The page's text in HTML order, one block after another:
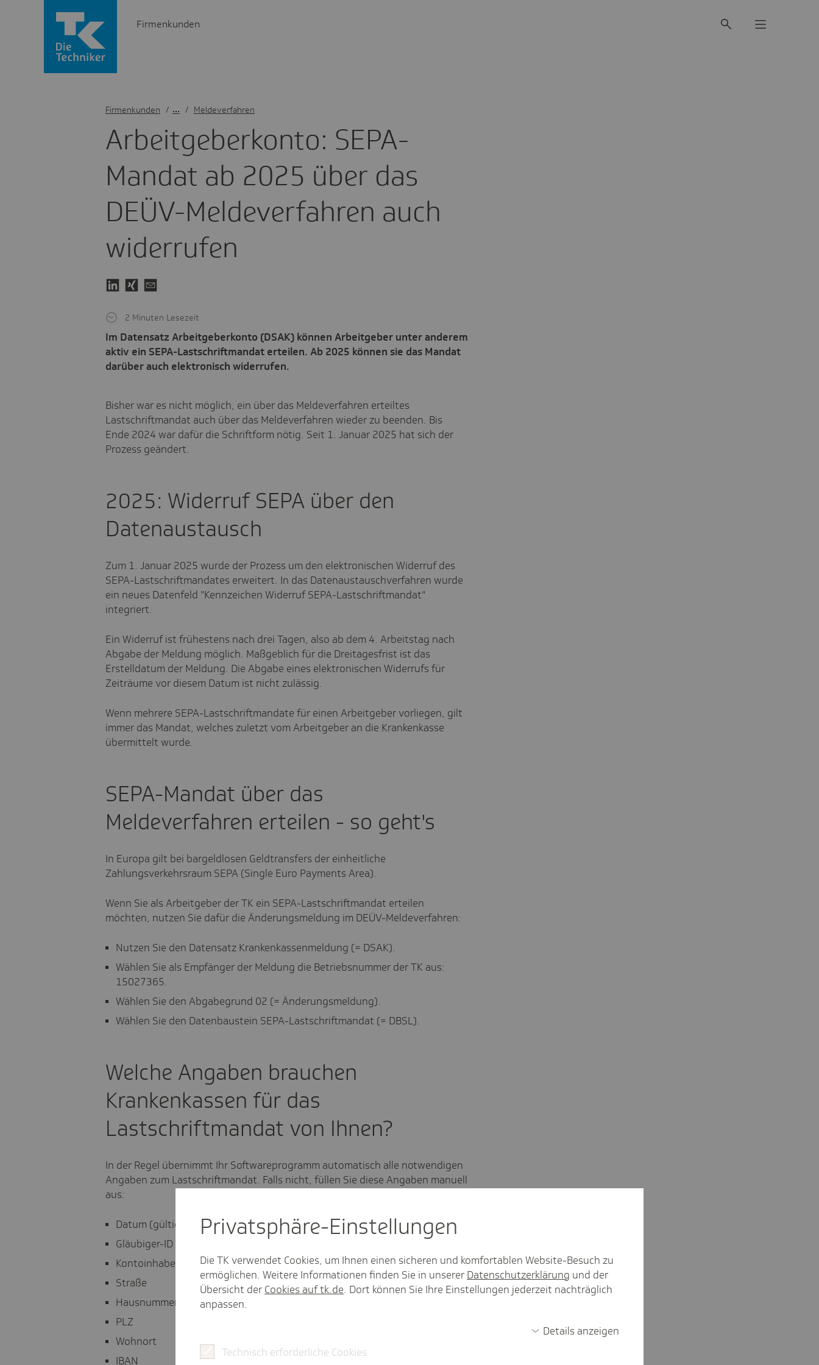
Firmenkunden
Arbeit­ge­ber­konto: SEPA-
Mandat ab 2025 über das
DEÜV-Melde­ver­fahren auch
wider­rufen
Im Datensatz Arbeitgeberkonto (DSAK) können Arbeitgeber unter anderem
aktiv ein SEPA-Lastschriftmandat erteilen. Ab 2025 können sie das Mandat
darüber auch elektronisch widerrufen.
2 Minuten Lesezeit
Firmenkunden / Meldeverfahren
Bisher war es nicht möglich, ein über das Meldeverfahren erteiltes
Lastschriftmandat auch über das Meldeverfahren wieder zu beenden. Bis
Ende 2024 war dafür die Schriftform nötig. Seit 1. Januar 2025 hat sich der
Prozess geändert.
2025: Widerruf SEPA über den
Datenaustausch
Zum 1. Januar 2025 wurde der Prozess um den elektronischen Widerruf des
SEPA-Lastschriftmandates erweitert. In das Datenaustauschverfahren wurde
ein neues Datenfeld "Kennzeichen Widerruf SEPA-Lastschriftmandat"
integriert.
Ein Widerruf ist frühestens nach drei Tagen, also ab dem 4. Arbeitstag nach
Abgabe der Meldung möglich. Maßgeblich für die Dreitagesfrist ist das
Erstelldatum der Meldung. Die Abgabe eines elektronischen Widerrufs für
Zeiträume vor diesem Datum ist nicht zulässig.
Wenn mehrere SEPA-Lastschriftmandate für einen Arbeitgeber vorliegen, gilt
immer das Mandat, welches zuletzt vom Arbeitgeber an die Krankenkasse
übermittelt wurde.
SEPA-Mandat über das
Meldeverfahren erteilen - so geht's
In Europa gilt bei bargeldlosen Geldtransfers der einheitliche
Zahlungsverkehrsraum SEPA (Single Euro Payments Area).
Wenn Sie als Arbeitgeber der TK ein SEPA-Lastschriftmandat erteilen
möchten, nutzen Sie dafür die Änderungsmeldung im DEÜV-Meldeverfahren:
Nutzen Sie den Datensatz Krankenkassenmeldung (= DSAK).
Wählen Sie als Empfänger der Meldung die Betriebsnummer der TK aus:
15027365.
Wählen Sie den Abgabegrund 02 (= Änderungsmeldung).
Wählen Sie den Datenbaustein SEPA-Lastschriftmandat (= DBSL).
Welche Angaben brauchen
Krankenkassen für das
Lastschriftmandat von Ihnen?
In der Regel übernimmt Ihr Softwareprogramm automatisch alle notwendigen
Angaben zum Lastschriftmandat. Falls nicht, füllen Sie diese Angaben manuell
aus:
Datum (gültig ab)
Gläubiger-ID
Kontoinhaber
Straße
Hausnummer
PLZ
Wohnort
IBAN
Privat­sphäre-Einstel­lungen
Die TK verwendet Cookies, um Ihnen einen sicheren und komfortablen Website-Besuch zu
ermöglichen. Weitere Informationen finden Sie in unserer Datenschutzerklärung und der
Übersicht der Cookies auf tk.de. Dort können Sie Ihre Einstellungen jederzeit nachträglich
anpassen.
Details anzeigen
Technisch erforderliche Cookies